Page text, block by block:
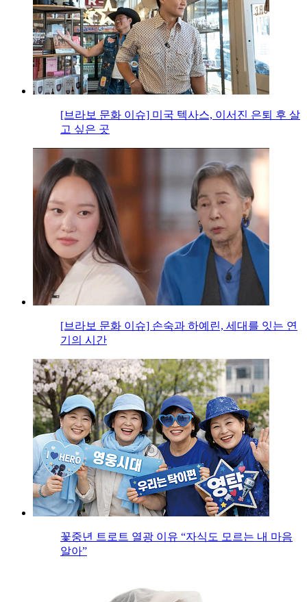
[브라보 문화 이슈] 미국 텍사스, 이서진 은퇴 후 살
고 싶은 곳
[브라보 문화 이슈] 손숙과 하예린, 세대를 잇는 연
기의 시간
꽃중년 트로트 열광 이유 “자식도 모르는 내 마음
알아”